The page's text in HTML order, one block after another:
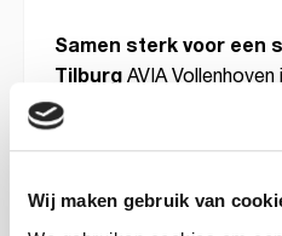
Wij maken gebruik van
Samen sterk voor een
TilburgAVIA
sluiten als Leeuwenmoed
Met dit partnerschap
samenwerking centraal te
namen op het shirt of de